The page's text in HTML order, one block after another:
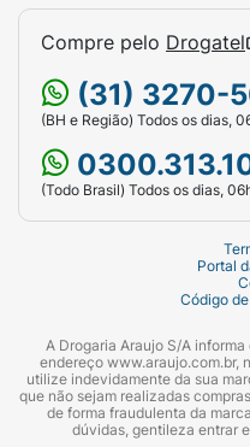
Compre pelo Drogatel
(31) 3270-
(BH e Região) Todos os dias,
(Todo Brasil) Todos os dias,
Portal
Código
A Drogaria Araujo S/A
endereço www.araujo.com.br,
utilize indevidamente da sua
que não sejam realizadas
de forma fraudulenta da
dúvidas, gentileza entrar